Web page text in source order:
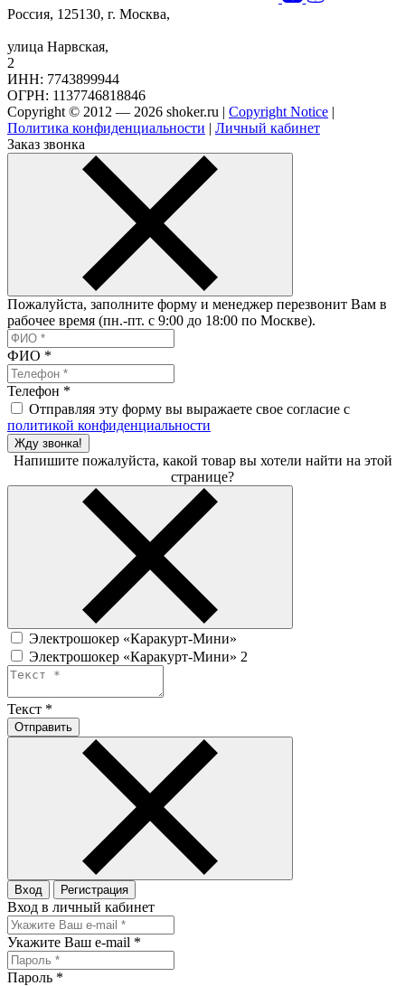
Россия, 125130, г. Москва,
улица Нарвская,
2
ИНН: 7743899944
ОГРН: 1137746818846
Copyright © 2012 — 2026 shoker.ru | Copyright Notice |
Политика конфиденциальности | Личный кабинет
Заказ звонка
Пожалуйста, заполните форму и менеджер перезвонит Вам в
рабочее время (пн.-пт. с 9:00 до 18:00 по Москве).
ФИО *
Телефон *
Отправляя эту форму вы выражаете свое согласие с
политикой конфиденциальности
Жду звонка!
Напишите пожалуйста, какой товар вы хотели найти на этой
странице?
Электрошокер «Каракурт-Мини»
Электрошокер «Каракурт-Мини» 2
Текст *
Отправить
Вход Регистрация
Вход в личный кабинет
Укажите Ваш e-mail *
Пароль *